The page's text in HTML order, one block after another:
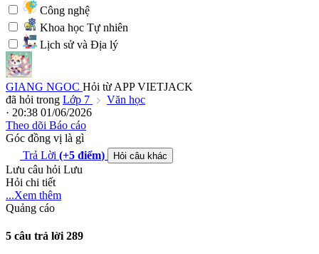
Công nghệ
Khoa học Tự nhiên
Lịch sử và Địa lý
GIANG NGOC Hỏi từ APP VIETJACK
đã hỏi trong Lớp 7
Văn học
· 20:38 01/06/2026
Theo dõi Báo cáo
Góc đồng vị là gì
Trả Lời (+5 điểm) Hỏi câu khác
Lưu câu hỏi Lưu
Hỏi chi tiết
...Xem thêm
Quảng cáo
5 câu trả lời 289